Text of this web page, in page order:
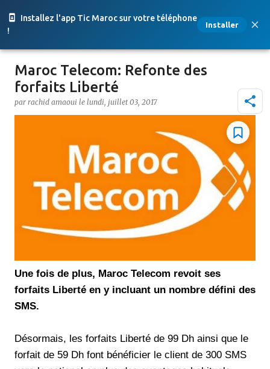
Installez l'app Tic Maroc sur votre téléphone
!
Installer
Accéder au contenu principal
Maroc Telecom: Refonte des
forfaits Liberté
par rachid amaoui le lundi, juillet 03, 2017
Une fois de plus, Maroc Telecom revoit ses
forfaits Liberté en y incluant un nombre défini des
SMS.
Désormais, les forfaits Liberté de 99 Dh ainsi que le
forfait de 59 Dh font bénéficier le client de 300 SMS